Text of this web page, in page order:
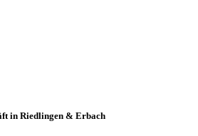
in Riedlingen & Erbach